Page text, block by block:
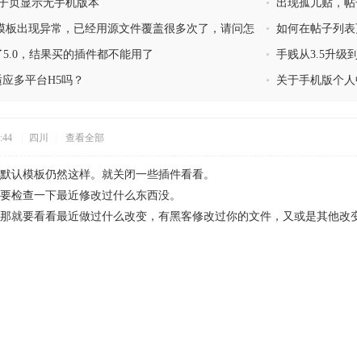
页显示无手机版本 • 出现孤儿贴，
板出现异常，已经用源文件覆盖很多次了，请问怎
• 如何在帖子列
，结果买的插件都不能用了 • 手贱从3.5升级
多平台H5吗？ • 关于手机版个
四川 查看全部
认模板仍然这样。就关闭一些插件看看。
检查一下最近修改过什么东西没。
就要看看最近做过什么改变，有黑客修改过你的文件，又或是其他改